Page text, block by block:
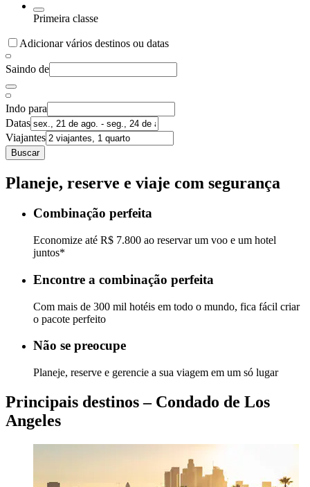
Primeira classe
Adicionar vários destinos ou datas
Saindo de
Indo para
Datas
Viajantes
Buscar
Planeje, reserve e viaje com segurança
Combinação perfeita
Economize até R$ 7.800 ao reservar um voo e um hotel
juntos*
Encontre a combinação perfeita
Com mais de 300 mil hotéis em todo o mundo, fica fácil criar
o pacote perfeito
Não se preocupe
Planeje, reserve e gerencie a sua viagem em um só lugar
Principais destinos – Condado de Los
Angeles